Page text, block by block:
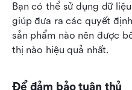
Bạn có thể sử dụng dữ
giúp đưa ra các quyết
sản phẩm nào nên được
thị nào hiệu quả nhất.
Để đảm bảo tuân thủ